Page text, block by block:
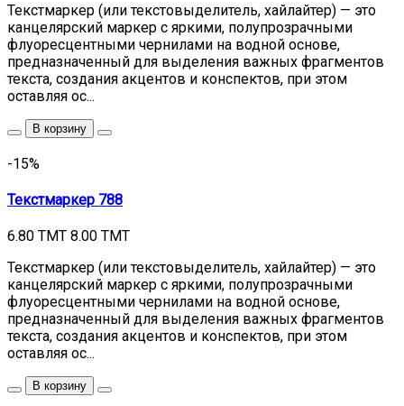
Текстмаркер (или текстовыделитель, хайлайтер) — это
канцелярский маркер с яркими, полупрозрачными
флуоресцентными чернилами на водной основе,
предназначенный для выделения важных фрагментов
текста, создания акцентов и конспектов, при этом
оставляя ос...
В корзину
-15%
Текстмаркер 788
6.80 TMT 8.00 TMT
Текстмаркер (или текстовыделитель, хайлайтер) — это
канцелярский маркер с яркими, полупрозрачными
флуоресцентными чернилами на водной основе,
предназначенный для выделения важных фрагментов
текста, создания акцентов и конспектов, при этом
оставляя ос...
В корзину